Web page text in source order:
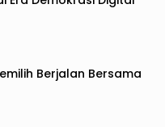
Berjalan Bersama